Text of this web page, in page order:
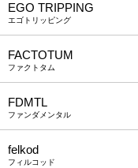
EGO TRIPPING
エゴトリッピング
FACTOTUM
ファクトタム
FDMTL
ファンダメンタル
felkod
フィルコッド